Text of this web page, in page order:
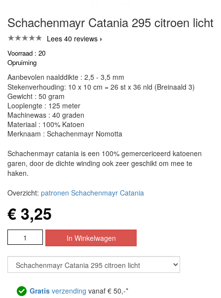
Schachenmayr Catania 295 citroen licht
Lees 40 reviews
Voorraad : 20
Opruiming
Aanbevolen naalddikte : 2,5 - 3,5 mm
Stekenverhouding: 10 x 10 cm = 26 st x 36 nld (Breinaald 3)
Gewicht : 50 gram
Looplengte : 125 meter
Machinewas : 40 graden
Materiaal : 100% Katoen
Merknaam : Schachenmayr Nomotta
Schachenmayr catania is een 100% gemercericeerd katoenen
garen, door de dichte winding ook zeer geschikt om mee te
haken.
Overzicht: patronen Schachenmayr Catania
€ 3,25
Gratis verzending vanaf € 50,-*